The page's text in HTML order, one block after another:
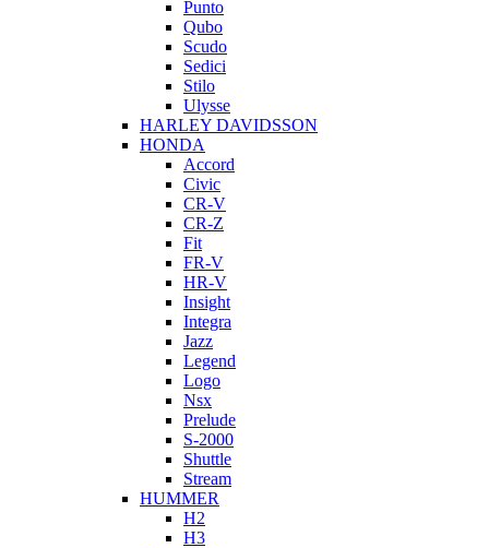
Punto
Qubo
Scudo
Sedici
Stilo
Ulysse
HARLEY DAVIDSSON
HONDA
Accord
Civic
CR-V
CR-Z
Fit
FR-V
HR-V
Insight
Integra
Jazz
Legend
Logo
Nsx
Prelude
S-2000
Shuttle
Stream
HUMMER
H2
H3